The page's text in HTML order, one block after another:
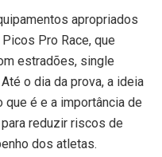
apropriados
Pro Race, que
estradões, single
o dia da prova, a ideia
é e a importância de
reduzir riscos de
dos atletas.